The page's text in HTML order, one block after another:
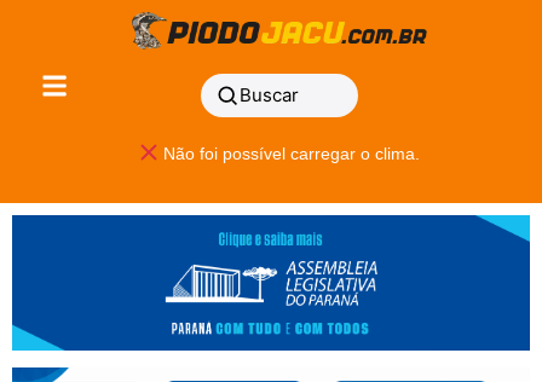
Buscar
Não foi possível carregar o clima.